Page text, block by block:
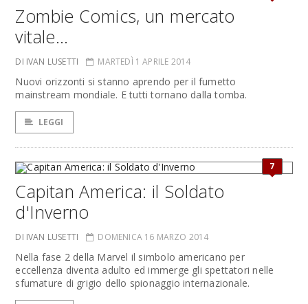
Zombie Comics, un mercato
vitale...
DI IVAN LUSETTI MARTEDÌ 1 APRILE 2014
Nuovi orizzonti si stanno aprendo per il fumetto
mainstream mondiale. E tutti tornano dalla tomba.
LEGGI
7
Capitan America: il Soldato
d'Inverno
DI IVAN LUSETTI DOMENICA 16 MARZO 2014
Nella fase 2 della Marvel il simbolo americano per
eccellenza diventa adulto ed immerge gli spettatori nelle
sfumature di grigio dello spionaggio internazionale.